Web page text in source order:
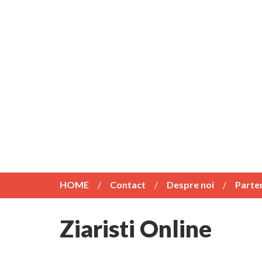
HOME Contact Despre noi
Ziaristi Online